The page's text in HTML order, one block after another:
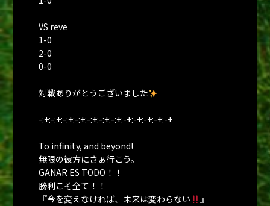
VS reve
1-0
2-0
0-0
対戦ありがとうございました
-:+:-:+:-:+:-:+:-:+:-:+:-:+:-+:-+:-+:-+:-+
To infinity, and beyond!
無限の彼方にさぁ行こう。
GANAR ES TODO！！
勝利こそ全て！！
『今を変えなければ、未来は変わらない
』